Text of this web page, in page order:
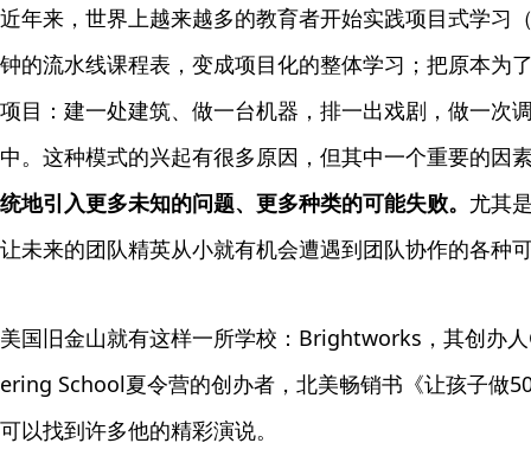
近年来，世界上越来越多的教育者开始实践项目式学习
钟的流水线课程表，变成项目化的整体学习；把原本为
项目：建一处建筑、做一台机器，排一出戏剧，做一
中。这种模式的兴起有很多原因，但其中一个重要的因
统地引入更多未知的问题、更多种类的可能失败。 尤其
让未来的团队精英从小就有机会遭遇到团队协作的各种
美国旧金山就有这样一所学校：Brightworks，其创办
ering School夏令营的创办者，北美畅销书《让孩子做
可以找到许多他的精彩演说。